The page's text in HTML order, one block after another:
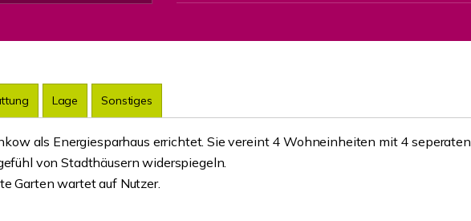
Lage Sonstiges
als Energiesparhaus errichtet. Sie vereint 4 Wohneinheiten mit 4 seperaten
von Stadthäusern widerspiegeln.
Garten wartet auf Nutzer.